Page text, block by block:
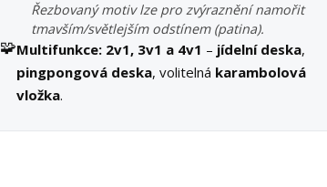
Řezbovaný motiv lze pro zvýraznění namořit
tmavším/světlejším odstínem (patina).
🧩Multifunkce:2v1, 3v1 a 4v1 – jídelní deska,
pingpongová deska, volitelná karambolová
vložka.